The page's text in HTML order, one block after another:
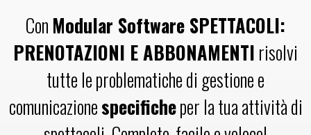
Con Modular Software SPETTACOLI:
PRENOTAZIONI E ABBONAMENTI risolvi
tutte le problematiche di gestione e
comunicazionespecificheper la tua attività di